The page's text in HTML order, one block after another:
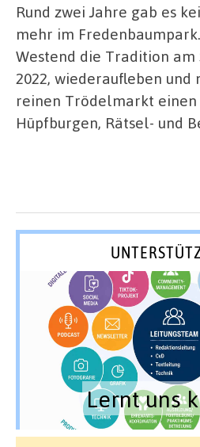
Rund zwei Jahre gab es
mehr im
Westend die Tradition am
2022, wiederaufleben und
reinen Trödelmarkt
Hüpfburgen, Rätsel- und
Lernt uns